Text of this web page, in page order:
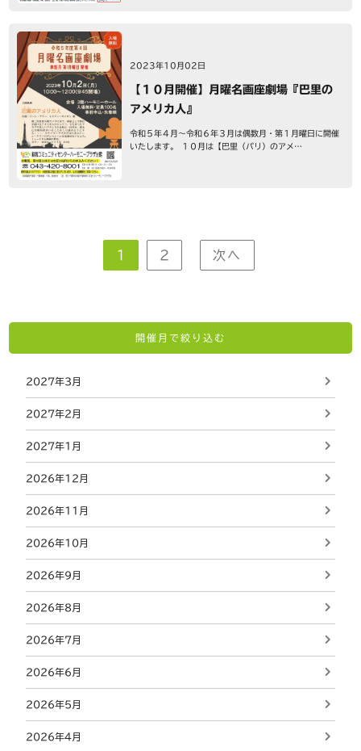
2023年10月02日
【１０月開催】月曜名画座劇場『巴里の
アメリカ人』
令和５年４月～令和６年３月は偶数月・第１月曜日に開催
いたします。 １０月は【巴里（パリ）のアメ…
1 2 次へ
開催月で絞り込む
2027年3月
2027年2月
2027年1月
2026年12月
2026年11月
2026年10月
2026年9月
2026年8月
2026年7月
2026年6月
2026年5月
2026年4月